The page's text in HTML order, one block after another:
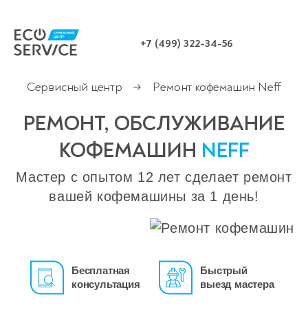
+7 (499) 322-34-56
Сервисный центр → Ремонт кофемашин Neff
РЕМОНТ, ОБСЛУЖИВАНИЕ
КОФЕМАШИН NEFF
Мастер с опытом 12 лет сделает ремонт
вашей кофемашины за 1 день!
Бесплатная
консультация
Быстрый
выезд мастера